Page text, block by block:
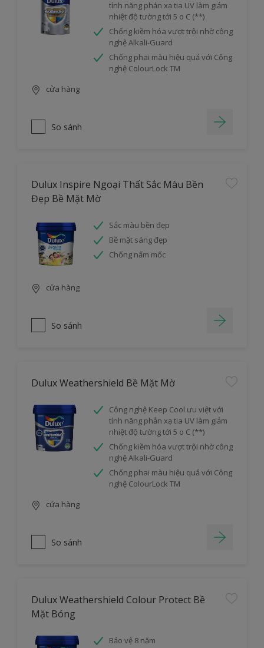
tính năng phản xạ tia UV làm giảm
nhiệt độ tường tới 5 o C (**)
Chống kiềm hóa vượt trội nhờ công
nghệ Alkali-Guard
Chống phai màu hiệu quả với Công
nghệ ColourLock TM
cửa hàng
So sánh
Dulux Inspire Ngoại Thất Sắc Màu Bền
Đẹp Bề Mặt Mờ
Sắc màu bền đẹp
Bề mặt sáng đẹp
Chống nấm mốc
cửa hàng
So sánh
Dulux Weathershield Bề Mặt Mờ
Công nghệ Keep Cool ưu việt với
tính năng phản xạ tia UV làm giảm
nhiệt độ tường tới 5 o C (**)
Chống kiềm hóa vượt trội nhờ công
nghệ Alkali-Guard
Chống phai màu hiệu quả với Công
nghệ ColourLock TM
cửa hàng
So sánh
Dulux Weathershield Colour Protect Bề
Mặt Bóng
Bảo vệ 8 năm